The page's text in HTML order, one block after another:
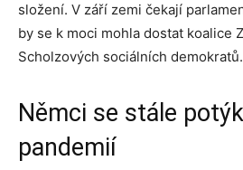
složení. V září zemi čekají
by se k moci mohla dostat koalice
Scholzových sociálních demokratů.
Němci se stále
pandemií